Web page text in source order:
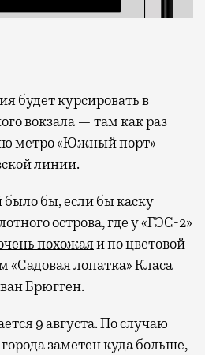
будет курсировать в
вокзала — там как раз
метро «Южный порт»
линии.
бы, если бы каску
острова, где у «ГЭС-2»
похожаяи по цветовой
«Садовая лопатка» Класа
Брюгген.
9 августа. По случаю
заметен куда больше,